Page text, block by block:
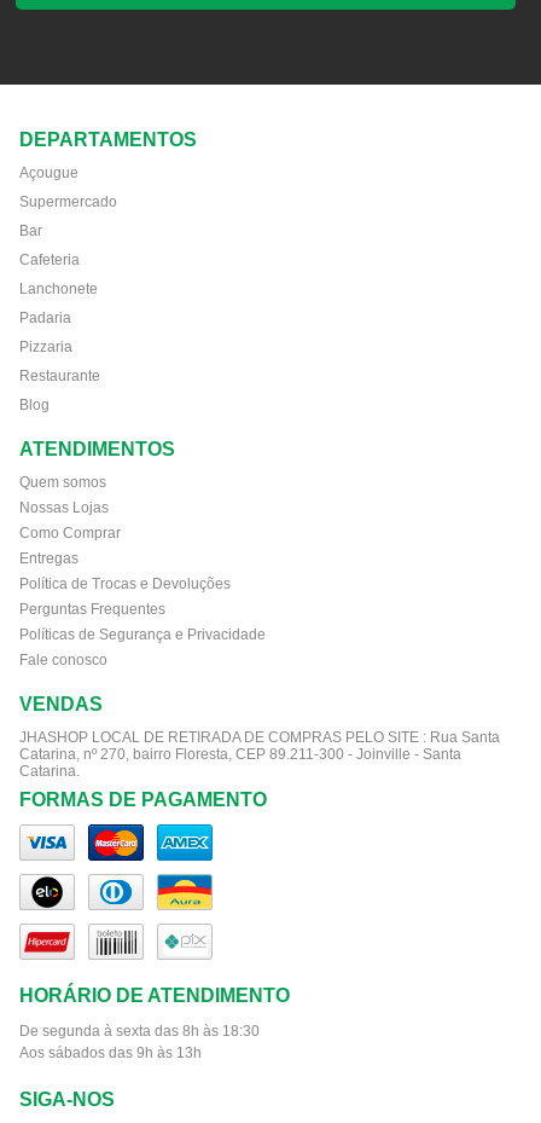
DEPARTAMENTOS
Açougue
Supermercado
Bar
Cafeteria
Lanchonete
Padaria
Pizzaria
Restaurante
Blog
ATENDIMENTOS
Quem somos
Nossas Lojas
Como Comprar
Entregas
Política de Trocas e Devoluções
Perguntas Frequentes
Políticas de Segurança e Privacidade
Fale conosco
VENDAS
JHASHOP LOCAL DE RETIRADA DE COMPRAS PELO SITE : Rua Santa
Catarina, nº 270, bairro Floresta, CEP 89.211-300 - Joinville - Santa
Catarina.
FORMAS DE PAGAMENTO
HORÁRIO DE ATENDIMENTO
De segunda à sexta das 8h às 18:30
Aos sábados das 9h às 13h
SIGA-NOS